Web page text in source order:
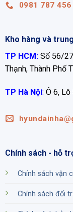
0981 787 456
Kho hàng và
TP HCM: Số 56/
Thạnh, Thành Phố
TP Hà Nội: Ô 6, Lô
Chính sách - hỗ
Chính sách vận
Chính sách đổi